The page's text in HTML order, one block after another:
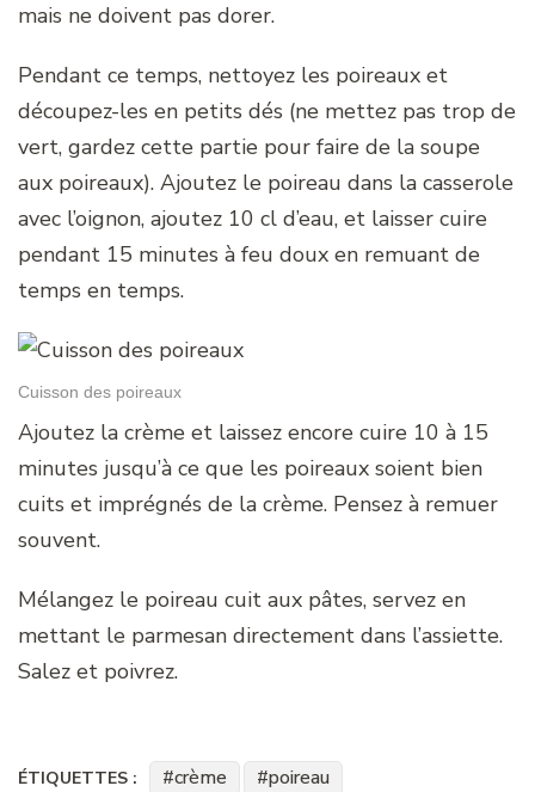
mais ne doivent pas dorer.
Pendant ce temps, nettoyez les poireaux et
découpez-les en petits dés (ne mettez pas trop de
vert, gardez cette partie pour faire de la soupe
aux poireaux). Ajoutez le poireau dans la casserole
avec l’oignon, ajoutez 10 cl d’eau, et laisser cuire
pendant 15 minutes à feu doux en remuant de
temps en temps.
Cuisson des poireaux
Ajoutez la crème et laissez encore cuire 10 à 15
minutes jusqu’à ce que les poireaux soient bien
cuits et imprégnés de la crème. Pensez à remuer
souvent.
Mélangez le poireau cuit aux pâtes, servez en
mettant le parmesan directement dans l’assiette.
Salez et poivrez.
ÉTIQUETTES : crème poireau